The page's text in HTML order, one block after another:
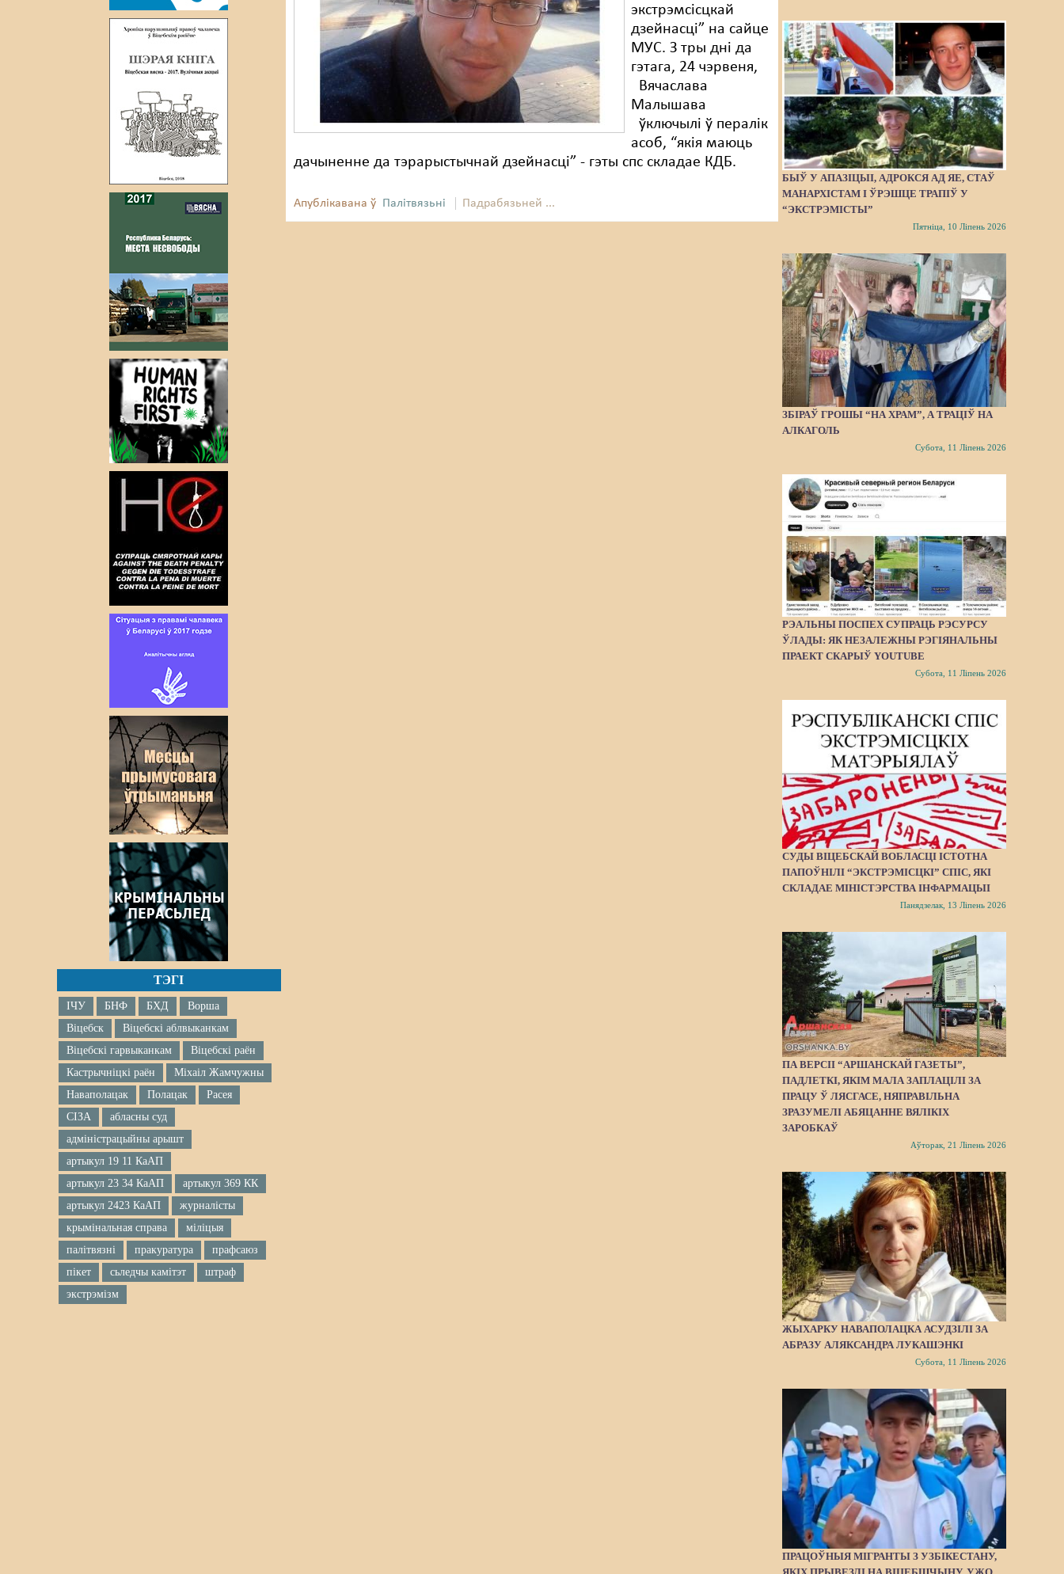
ТЭГІ
ІЧУ БНФ БХД
Ворша
Віцебск
Віцебскі аблвыканкам
Віцебскі гарвыканкам
Віцебскі раён
Кастрычніцкі раён
Міхаіл Жамчужны
Наваполацак
Полацак
Расея
СІЗА
абласны суд
адміністрацыйны арышт
артыкул 19 11 КаАП
артыкул 23 34 КаАП
артыкул 369 КК
артыкул 2423 КаАП
журналісты
крымінальная справа
міліцыя
палітвязні
пракуратура
прафсаюз
пікет
сьледчы камітэт
штраф
экстрэмізм
экстрэмсісцкай
дзейнасці” на сайце
МУС. З тры дні да
гэтага, 24 чэрвеня,
Вячаслава
Малышава
ўключылі ў пералік
асоб, “якія маюць
дачыненне да тэрарыстычнай дзейнасці” - гэты спс складае КДБ.
Апублікавана ў Палітвязьні Падрабязьней ...
БЫЎ У АПАЗІЦЫІ, АДРОКСЯ АД ЯЕ, СТАЎ
МАНАРХІСТАМ І ЎРЭШЦЕ ТРАПІЎ У
“ЭКСТРЭМІСТЫ”
Пятніца, 10 Ліпень 2026
ЗБІРАЎ ГРОШЫ “НА ХРАМ”, А ТРАЦІЎ НА
АЛКАГОЛЬ
Субота, 11 Ліпень 2026
РЭАЛЬНЫ ПОСПЕХ СУПРАЦЬ РЭСУРСУ
ЎЛАДЫ: ЯК НЕЗАЛЕЖНЫ РЭГІЯНАЛЬНЫ
ПРАЕКТ СКАРЫЎ YOUTUBE
Субота, 11 Ліпень 2026
СУДЫ ВІЦЕБСКАЙ ВОБЛАСЦІ ІСТОТНА
ПАПОЎНІЛІ “ЭКСТРЭМІСЦКІ” СПІС, ЯКІ
СКЛАДАЕ МІНІСТЭРСТВА ІНФАРМАЦЫІ
Панядзелак, 13 Ліпень 2026
ПА ВЕРСІІ “АРШАНСКАЙ ГАЗЕТЫ”,
ПАДЛЕТКІ, ЯКІМ МАЛА ЗАПЛАЦІЛІ ЗА
ПРАЦУ Ў ЛЯСГАСЕ, НЯПРАВІЛЬНА
ЗРАЗУМЕЛІ АБЯЦАННЕ ВЯЛІКІХ
ЗАРОБКАЎ
Аўторак, 21 Ліпень 2026
ЖЫХАРКУ НАВАПОЛАЦКА АСУДЗІЛІ ЗА
АБРАЗУ АЛЯКСАНДРА ЛУКАШЭНКІ
Субота, 11 Ліпень 2026
ПРАЦОЎНЫЯ МІГРАНТЫ З УЗБІКЕСТАНУ,